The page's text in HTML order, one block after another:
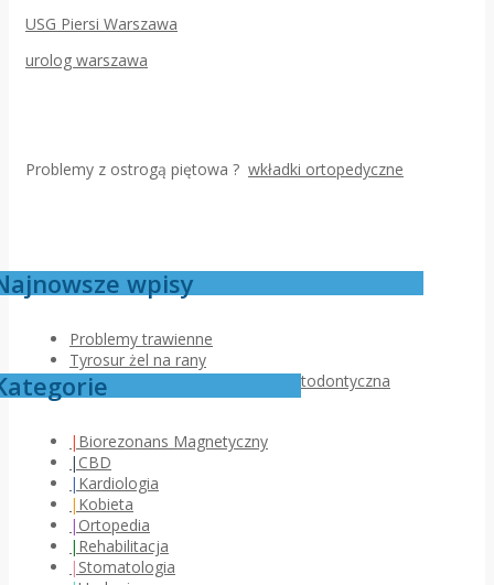
USG Piersi Warszawa
urolog warszawa
Problemy z ostrogą piętowa ? wkładki ortopedyczne
wpisy
Problemy trawienne
Tyrosur żel na rany
Jak przebiega pierwsza wizyta ortodontyczna
Biorezonans Magnetyczny
CBD
Kardiologia
Kobieta
Ortopedia
Rehabilitacja
Stomatologia